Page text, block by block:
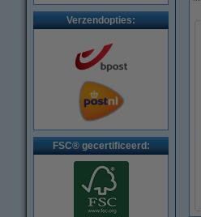
Verzendopties:
FSC® gecertificeerd: